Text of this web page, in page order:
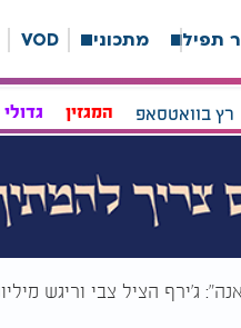
תפילה מתכונים VOD
רץ בוואטסאפ המגזין
ג’ירף הציל צבי וריגש